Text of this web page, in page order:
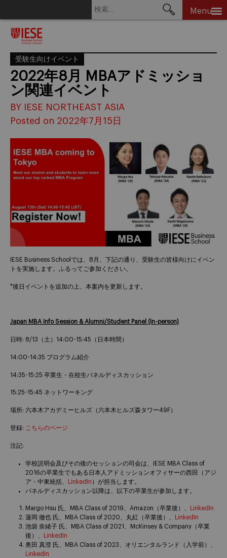
Menu
受験生向けイベント
2022年8月 MBAアドミッショ
ン関連イベント
BY IESE NORTHEAST ASIA
Posted on 2022年7月15日
IESE Business Schoolでは、8月、下記の通り、受験生の皆様向けにイベン
トを実施します。ふるってご参加ください。
*後日イベントを追加の上、本案内を更新します。
Japan MBA Info Session & Alumni/Student Panel (In-person)
日時: 8/13（土）14:00-15:45（日本時間）
14:00-14:35 プログラム紹介
14:35-15:25 卒業生・在校生パネルディスカッション
15:25-15:45 ネットワーキング
場所: 六本木アカデミーヒルズ（六本木ヒルズ森タワー49F）
登録: こちらのページ
注記:
学校説明会及びその後のセッションの司会は、IESE MBA Class of
2016の卒業生でもある日本人アドミッションオフィサーの西田（アジ
ア・中東統括、
LinkedIn ）が担当します。
パネルディスカッション以降は、以下の卒業生が参加します。
Margo Hsu 氏、MBA Class of 2019、Amazon（卒業後）、
LinkedIn
蓮岡 徹也 氏、MBA Class of 2020、丸紅（卒業後）、
LinkedIn
池袋 奈緒子 氏、MBA Class of 2021、McKinsey & Company（卒業
後）、
LinkedIn
奥田 真澄 氏、MBA Class of 2023、オリエンタルランド（入学前）、
LinkedIn